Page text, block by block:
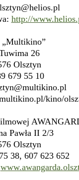
http://
26
Olsztyn
679 55 10
kino/
Pawła II 2/3
Olsztyn
38, 607 623 652